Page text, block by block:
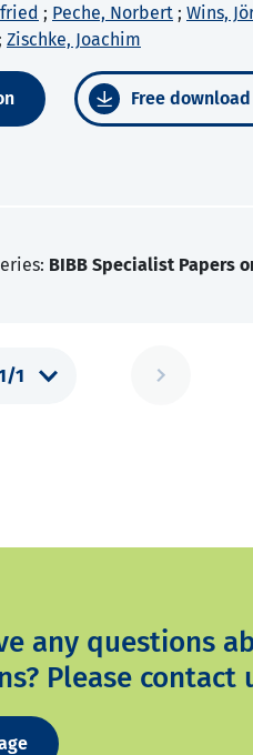
; Peche, Norbert ; Wins,
Zischke, Joachim
Free download
BIBB Specialist Papers
any questions
Please contact